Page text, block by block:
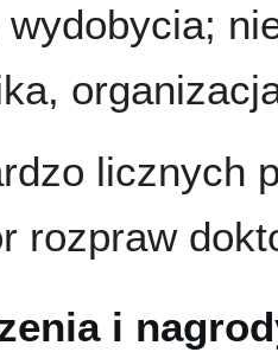
licznych
rozpraw
i